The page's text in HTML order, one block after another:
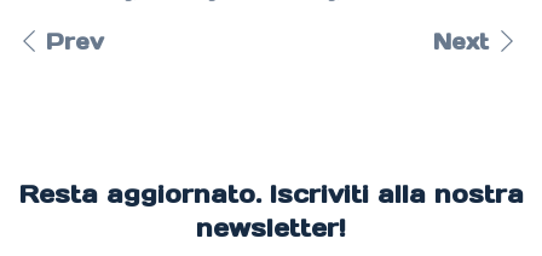
Prev Next
Resta aggiornato. Iscriviti alla nostra
newsletter!